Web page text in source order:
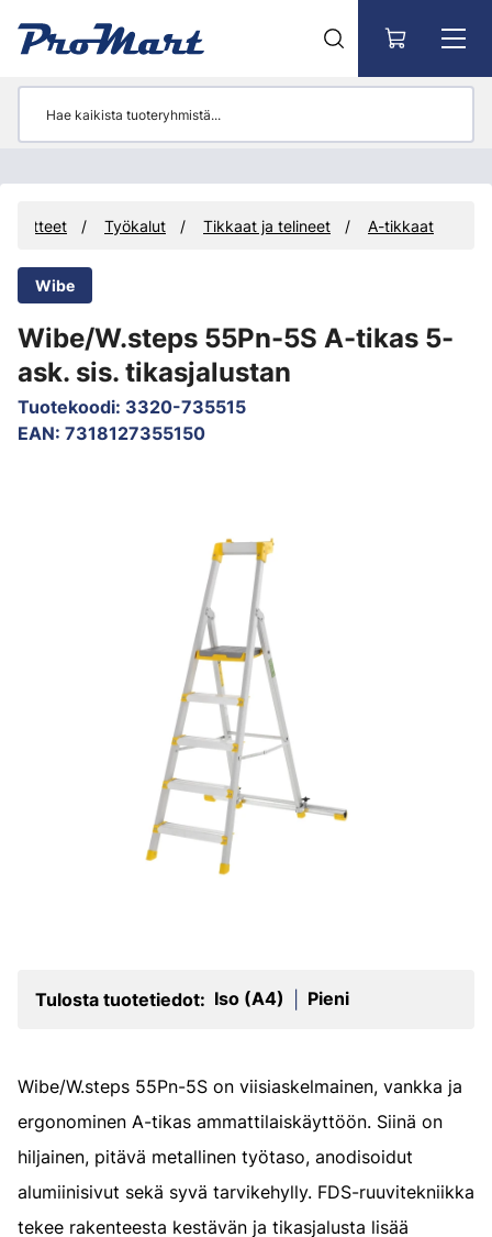
Tuotteet Työkalut Tikkaat ja telineet A-tikkaat
Wibe
Wibe/W.steps 55Pn-5S A-tikas 5-
ask. sis. tikasjalustan
Tuotekoodi: 3320-735515
EAN: 7318127355150
Tulosta tuotetiedot: Iso (A4) Pieni
Wibe/W.steps 55Pn-5S on viisiaskelmainen, vankka ja
ergonominen A-tikas ammattilaiskäyttöön. Siinä on
hiljainen, pitävä metallinen työtaso, anodisoidut
alumiinisivut sekä syvä tarvikehylly. FDS-ruuvitekniikka
tekee rakenteesta kestävän ja tikasjalusta lisää